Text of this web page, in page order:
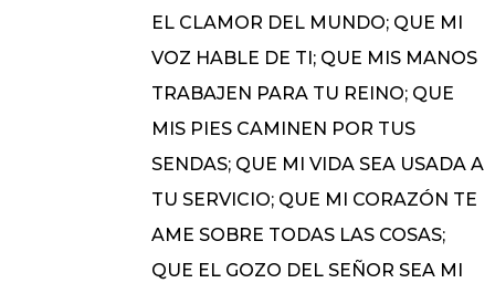
EL CLAMOR DEL MUNDO; QUE MI
VOZ HABLE DE TI; QUE MIS MANOS
TRABAJEN PARA TU REINO; QUE
MIS PIES CAMINEN POR TUS
SENDAS; QUE MI VIDA SEA USADA A
TU SERVICIO; QUE MI CORAZÓN TE
AME SOBRE TODAS LAS COSAS;
QUE EL GOZO DEL SEÑOR SEA MI